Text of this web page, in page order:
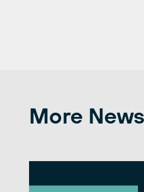
More News